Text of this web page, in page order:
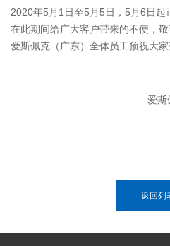
2020年5月1日至5月5日，5月6日起
在此期间给广大客户带来的不便，敬
爱斯佩克（广东）全体员工预祝大家
爱斯
返回列